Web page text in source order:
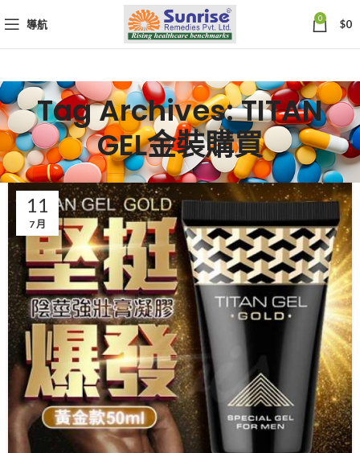
導航 0 $0
Tag Archives: TITAN
GEL金裝購買
11
7 月